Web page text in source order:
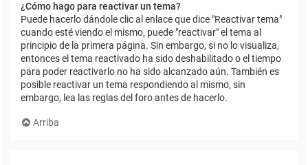
¿Cómo hago para reactivar un tema?
Puede hacerlo dándole clic al enlace que dice "Reactivar tema"
cuando esté viendo el mismo, puede "reactivar" el tema al
principio de la primera página. Sin embargo, si no lo visualiza,
entonces el tema reactivado ha sido deshabilitado o el tiempo
para poder reactivarlo no ha sido alcanzado aún. También es
posible reactivar un tema respondiendo al mismo, sin
embargo, lea las reglas del foro antes de hacerlo.
Arriba